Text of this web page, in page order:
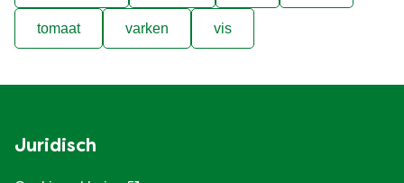
tomaat varken vis
Juridisch